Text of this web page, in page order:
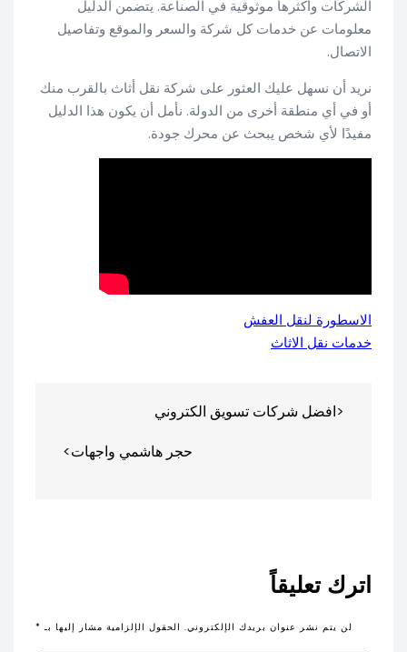
الشركات وأكثرها موثوقية في الصناعة. يتضمن الدليل
معلومات عن خدمات كل شركة والسعر والموقع وتفاصيل
الاتصال.
نريد أن نسهل عليك العثور على شركة نقل أثاث بالقرب منك
أو في أي منطقة أخرى من الدولة. نأمل أن يكون هذا الدليل
مفيدًا لأي شخص يبحث عن محرك جودة.
الاسطورة لنقل العفش
خدمات نقل الاثاث
المقالاتافضل شركات تسويق الكتروني
حجر هاشمي واجهات
اترك تعليقاً
لن يتم نشر عنوان بريدك الإلكتروني. الحقول الإلزامية مشار إليها بـ *